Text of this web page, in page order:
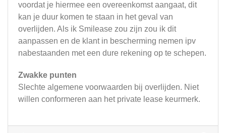
voordat je hiermee een overeenkomst aangaat, dit
kan je duur komen te staan in het geval van
overlijden. Als ik Smilease zou zijn zou ik dit
aanpassen en de klant in bescherming nemen ipv
nabestaanden met een dure rekening op te schepen.
Zwakke punten
Slechte algemene voorwaarden bij overlijden. Niet
willen conformeren aan het private lease keurmerk.